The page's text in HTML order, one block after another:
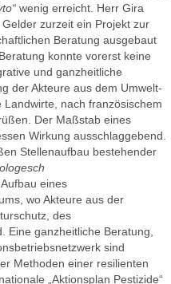
wenig erreicht. Herr Gira
zurzeit ein Projekt zur
Beratung ausgebaut
konnte vorerst keine
und ganzheitliche
der Akteure aus dem Umwelt-
nach französischem
Der Maßstab eines
Wirkung ausschlaggebend.
Stellenaufbau bestehender
eines
wo Akteure aus der
des
Eine ganzheitliche Beratung,
sind
Methoden einer resilienten
„Aktionsplan Pestizide“